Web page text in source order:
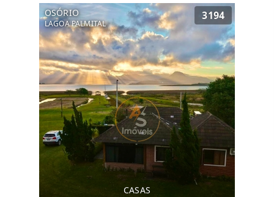
OSÓRIO
LAGOA PALMITAL
3194
CASAS